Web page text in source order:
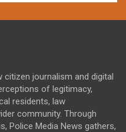
citizen journalism and digital
of legitimacy,
residents, law
community. Through
Police Media News gathers,